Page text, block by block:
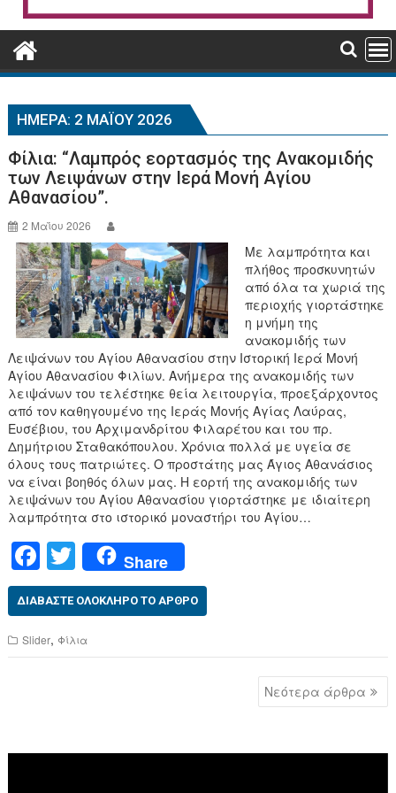
ΗΜΈΡΑ: 2 ΜΑΪ́ΟΥ 2026
Φίλια: “Λαμπρός εορτασμός της Ανακομιδής
των Λειψάνων στην Ιερά Μονή Αγίου
Αθανασίου”.
2 Μαΐου 2026
Με λαμπρότητα και
πλήθος προσκυνητών
από όλα τα χωριά της
περιοχής γιορτάστηκε
η μνήμη της
ανακομιδής των
Λειψάνων του Αγίου Αθανασίου στην Ιστορική Ιερά Μονή
Αγίου Αθανασίου Φιλίων. Ανήμερα της ανακομιδής των
λειψάνων του τελέστηκε θεία λειτουργία, προεξάρχοντος
από τον καθηγουμένο της Ιεράς Μονής Αγίας Λαύρας,
Ευσέβιου, του Αρχιμανδρίτου Φιλαρέτου και του πρ.
Δημήτριου Σταθακόπουλου. Χρόνια πολλά με υγεία σε
όλους τους πατριώτες. Ο προστάτης μας Άγιος Αθανάσιος
να είναι βοηθός όλων μας. Η εορτή της ανακομιδής των
λειψάνων του Αγίου Αθανασίου γιορτάστηκε με ιδιαίτερη
λαμπρότητα στο ιστορικό μοναστήρι του Αγίου…
F
a
c
e
b
k
T
wi
tt
er
Share
ΔΙΑΒΆΣΤΕ ΟΛΌΚΛΗΡΟ ΤΟ ΆΡΘΡΟ
Slider, Φίλια
Νεότερα άρθρα